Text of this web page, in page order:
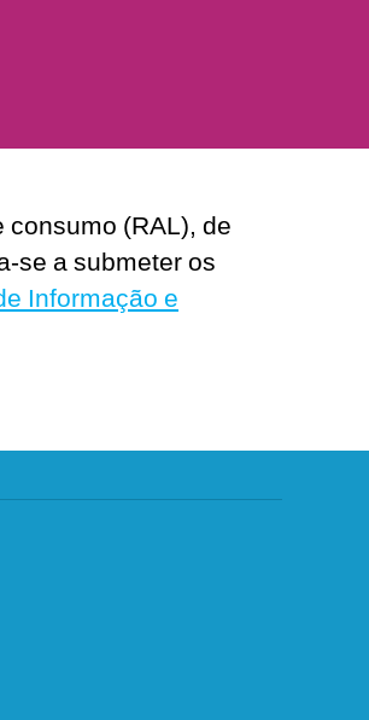
(RAL), de
se a submeter os
Informação e